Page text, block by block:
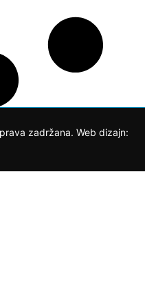
zadržana. Web dizajn: